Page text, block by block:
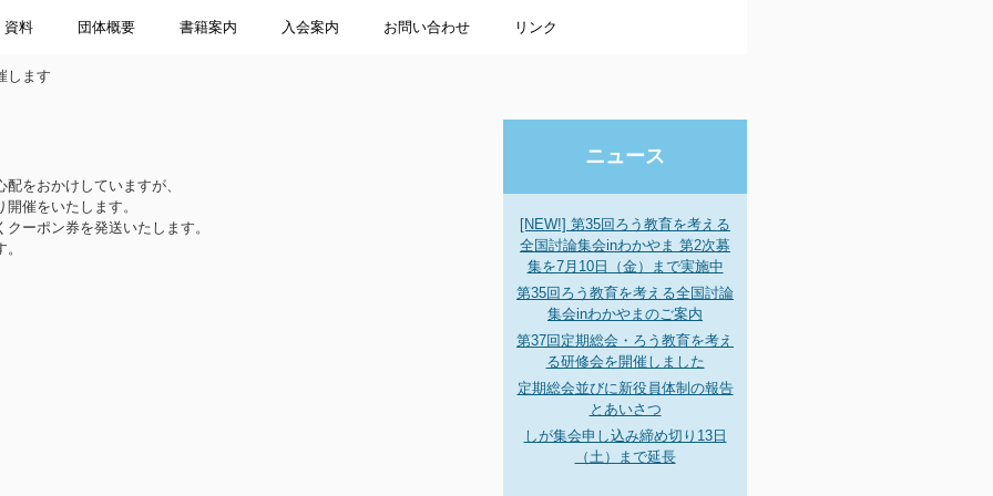
資料 団体概要 書籍案内 入会案内 お問い合わせ リンク
します
をおかけしていますが、
催をいたします。
ーポン券を発送いたします。
ニュース
[NEW!] 第35回ろう教育を考える
全国討論集会inわかやま 第2次募
集を7月10日（金）まで実施中
第35回ろう教育を考える全国討論
集会inわかやまのご案内
第37回定期総会・ろう教育を考え
る研修会を開催しました
定期総会並びに新役員体制の報告
とあいさつ
しが集会申し込み締め切り13日
（土）まで延長